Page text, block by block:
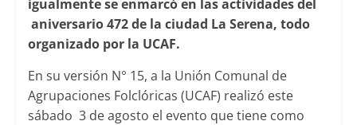
igualmente se enmarcó en las actividades del
aniversario 472 de la ciudad La Serena, todo
organizado por la UCAF.
En su versión N° 15, a la Unión Comunal de
Agrupaciones Folclóricas (UCAF) realizó este
sábado 3 de agosto el evento que tiene como